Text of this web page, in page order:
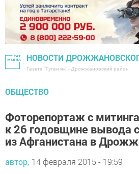
НОВОСТИ
Газета "Туган як" - Дрожжановский район
ОБЩЕСТВО
Фоторепортаж с
к 26 годовщине вывода
из Афганистана в
автор, 14 февраля 2015 - 19:59